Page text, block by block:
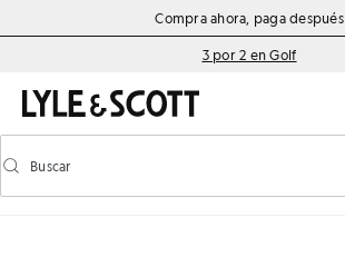
Saltar al contenido principal
Información de accesibilidadCompra ahora, paga después
3 por 2 en Golf
Activar/desactivar la búsqueda predictiva
Buscar